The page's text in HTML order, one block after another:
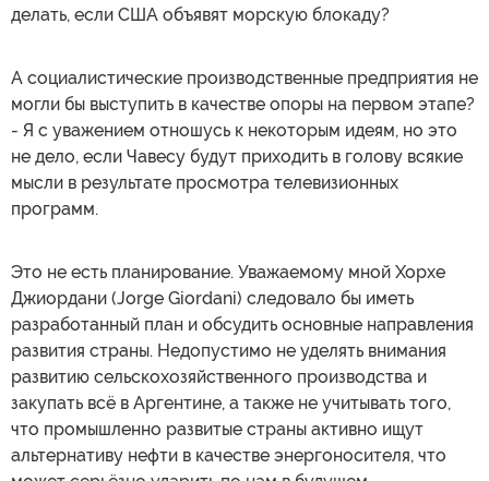
делать, если США объявят морскую блокаду?
А социалистические производственные предприятия не
могли бы выступить в качестве опоры на первом этапе?
- Я с уважением отношусь к некоторым идеям, но это
не дело, если Чавесу будут приходить в голову всякие
мысли в результате просмотра телевизионных
программ.
Это не есть планирование. Уважаемому мной Хорхе
Джиордани (Jorge Giordani) следовало бы иметь
разработанный план и обсудить основные направления
развития страны. Недопустимо не уделять внимания
развитию сельскохозяйственного производства и
закупать всё в Аргентине, а также не учитывать того,
что промышленно развитые страны активно ищут
альтернативу нефти в качестве энергоносителя, что